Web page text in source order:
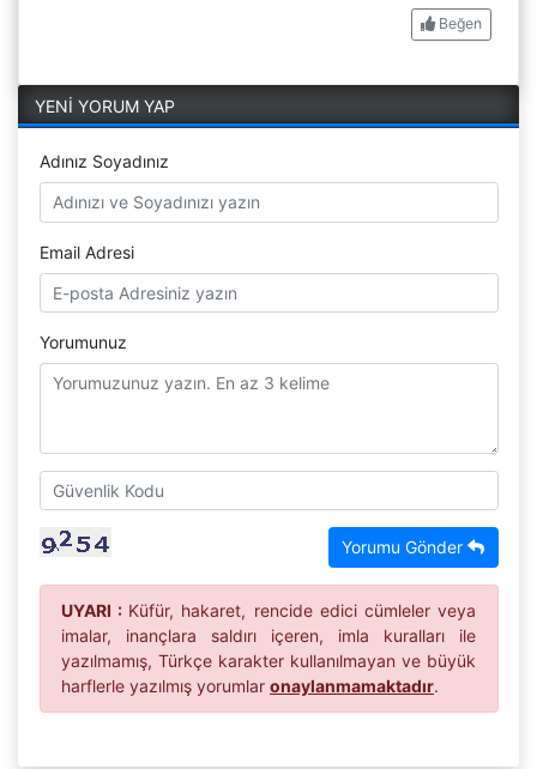
Beğen
YENİ YORUM YAP
Adınız Soyadınız
Email Adresi
Yorumunuz
Yorumu Gönder
UYARI : Küfür, hakaret, rencide edici cümleler veya
imalar, inançlara saldırı içeren, imla kuralları ile
yazılmamış, Türkçe karakter kullanılmayan ve büyük
harflerle yazılmış yorumlar onaylanmamaktadır.